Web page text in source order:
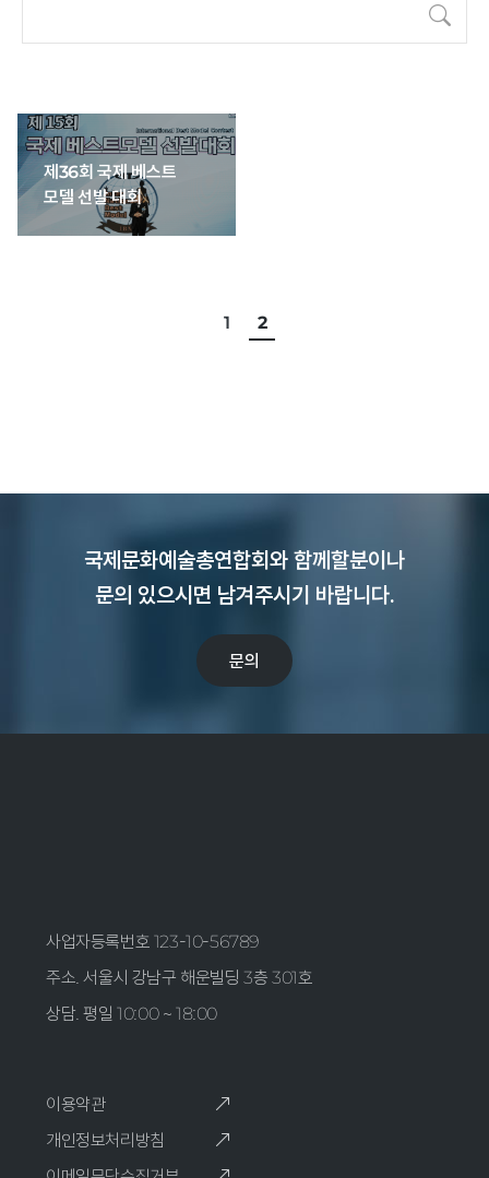
검색
제36회 국제 베스트
모델 선발 대회
1 2
국제문화예술총연합회와 함께할분이나
문의 있으시면 남겨주시기 바랍니다.
문의
사업자등록번호 123-10-56789
주소. 서울시 강남구 해운빌딩 3층 301호
상담. 평일 10:00 ~ 18:00
이용약관
개인정보처리방침